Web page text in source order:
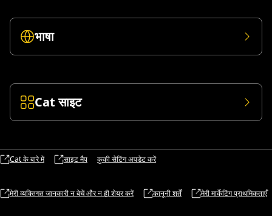
भाषा
Cat साइट
Cat के बारे में साइट मैप कुकी सेटिंग अपडेट करें
मेरी व्यक्तिगत जानकारी न बेचें और न ही शेयर करें कानूनी शर्तें मेरी मार्केटिंग प्राथमिकताएँ